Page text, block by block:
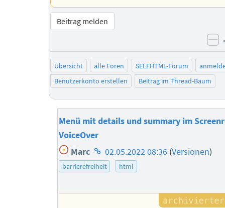
Beitrag melden
Übersicht alle Foren SELFHTML-Forum
Benutzerkonto erstellen
Beitrag im Thread-Baum
Menü mit details und summary im
VoiceOver
Marc Homepage
des
02.05.2022 08:36 (Versionen)
barrierefreiheit html